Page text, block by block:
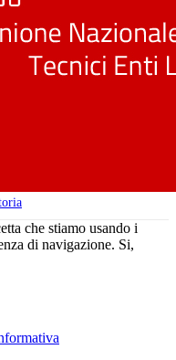
che stiamo usando i
di navigazione. Si,